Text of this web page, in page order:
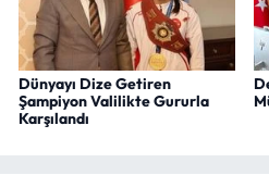
Dünyayı Dize Getiren
Şampiyon Valilikte Gururla
Karşılandı